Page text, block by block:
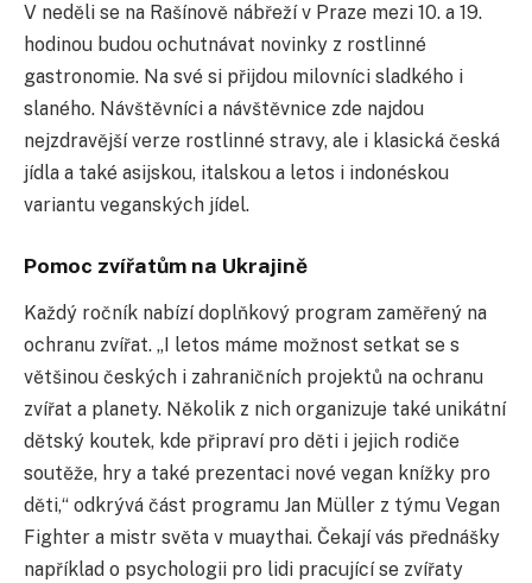
V neděli se na Rašínově nábřeží v Praze mezi 10. a 19.
hodinou budou ochutnávat novinky z rostlinné
gastronomie. Na své si přijdou milovníci sladkého i
slaného. Návštěvníci a návštěvnice zde najdou
nejzdravější verze rostlinné stravy, ale i klasická česká
jídla a také asijskou, italskou a letos i indonéskou
variantu veganských jídel.
Pomoc zvířatům na Ukrajině
Každý ročník nabízí doplňkový program zaměřený na
ochranu zvířat. „I letos máme možnost setkat se s
většinou českých i zahraničních projektů na ochranu
zvířat a planety. Několik z nich organizuje také unikátní
dětský koutek, kde připraví pro děti i jejich rodiče
soutěže, hry a také prezentaci nové vegan knížky pro
děti,“ odkrývá část programu Jan Müller z týmu Vegan
Fighter a mistr světa v muaythai. Čekají vás přednášky
například o psychologii pro lidi pracující se zvířaty